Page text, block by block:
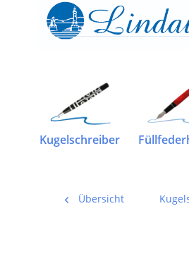
Kugelschreiber
Übersicht